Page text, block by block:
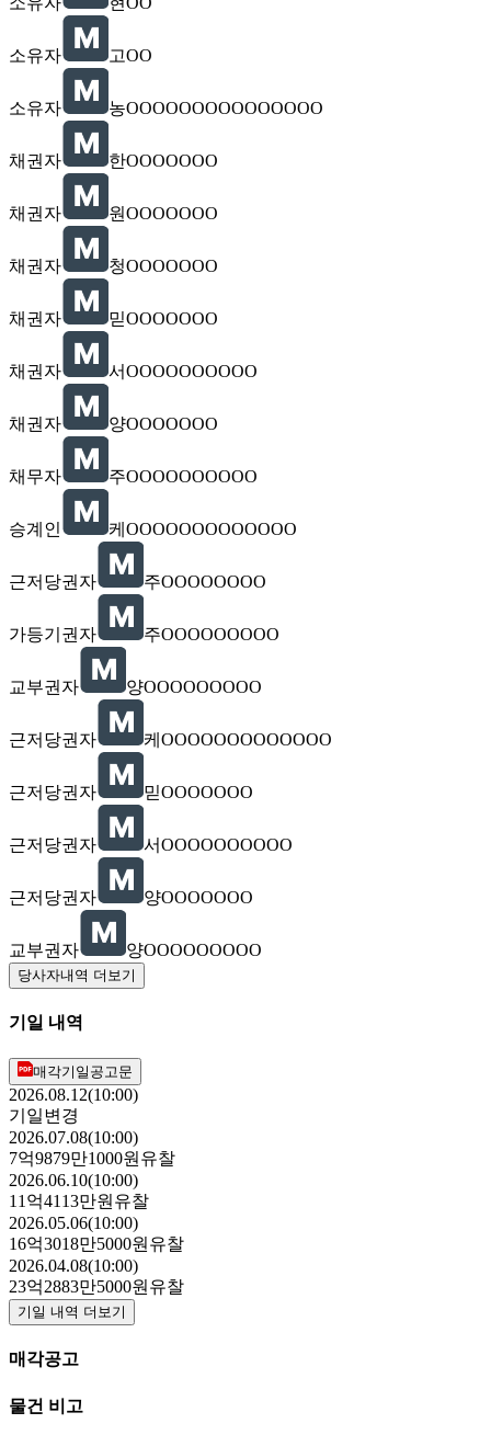
소유자 고OO
소유자 농OOOOOOOOOOOOOOO
채권자 한OOOOOOO
채권자 원OOOOOOO
채권자 청OOOOOOO
채권자 믿OOOOOOO
채권자 서OOOOOOOOOO
채권자 양OOOOOOO
채무자 주OOOOOOOOOO
승계인 케OOOOOOOOOOOOO
근저당권자 주OOOOOOOO
가등기권자 주OOOOOOOOO
교부권자 양OOOOOOOOO
근저당권자 케OOOOOOOOOOOOO
근저당권자 믿OOOOOOO
근저당권자 서OOOOOOOOOO
근저당권자 양OOOOOOO
교부권자 양OOOOOOOOO
당사자내역 더보기
기일 내역
매각기일공고문
2026.08.12(10:00)
기일변경
2026.07.08(10:00)
7억9879만1000원 유찰
2026.06.10(10:00)
11억4113만원 유찰
2026.05.06(10:00)
16억3018만5000원 유찰
2026.04.08(10:00)
23억2883만5000원 유찰
기일 내역 더보기
매각공고
물건 비고